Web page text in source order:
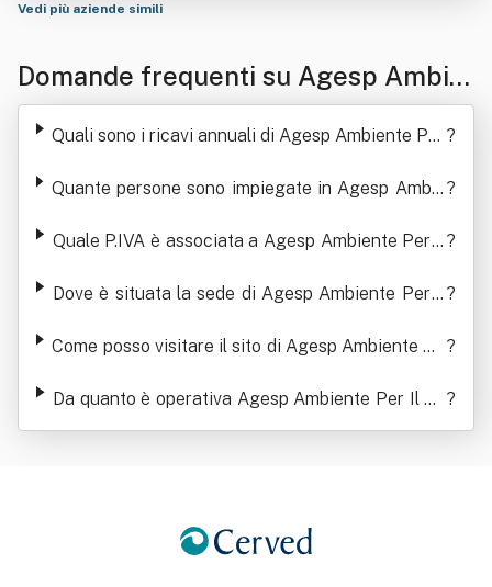
Vedi più aziende simili
Domande frequenti su Agesp Ambie
nte Per Il Territorio Srl
Quali sono i ricavi annuali di Agesp Ambiente Per ?
Quante persone sono impiegate in Agesp Ambie ?
Quale P.IVA è associata a Agesp Ambiente Per Il ?
Dove è situata la sede di Agesp Ambiente Per Il ?
Come posso visitare il sito di Agesp Ambiente Pe ?
Da quanto è operativa Agesp Ambiente Per Il Te
rritorio Srl
?